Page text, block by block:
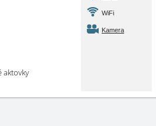
aktovky
WiFi
Kamera